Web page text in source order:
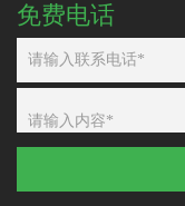
免费电话